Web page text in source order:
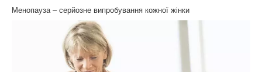
Менопауза – серйозне випробування кожної жінки